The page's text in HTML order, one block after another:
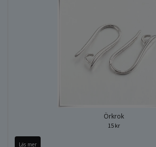
Örkrok
15 kr
Läs mer